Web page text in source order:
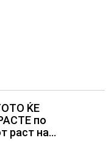
ЌЕ
по
раст на